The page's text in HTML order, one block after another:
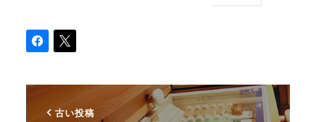
古い投稿